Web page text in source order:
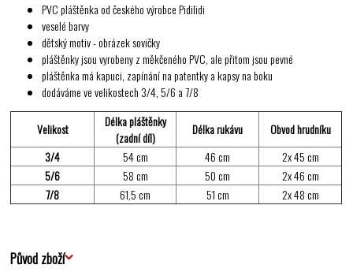
PVC pláštěnka od českého výrobce Pidilidi
veselé barvy
dětský motiv - obrázek sovičky
pláštěnky jsou vyrobeny z měkčeného PVC, ale přitom jsou pevné
pláštěnka má kapuci, zapínání na patentky a kapsy na boku
dodáváme ve velikostech 3/4, 5/6 a 7/8
Velikost
Délka pláštěnky
(zadní díl)
Délka rukávu
Obvod hrudníku
3/4
54 cm 46 cm
2x 45 cm
5/6
58 cm 50 cm
2x 46 cm
7/8
61,5 cm 51 cm 2x 48 cm
Původ zboží